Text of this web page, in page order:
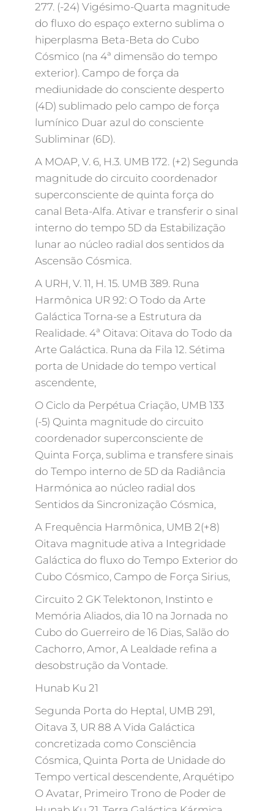
277. (-24) Vigésimo-Quarta magnitude
do fluxo do espaço externo sublima o
hiperplasma Beta-Beta do Cubo
Cósmico (na 4ª dimensão do tempo
exterior). Campo de força da
mediunidade do consciente desperto
(4D) sublimado pelo campo de força
lumínico Duar azul do consciente
Subliminar (6D).
A MOAP, V. 6, H.3. UMB 172. (+2) Segunda
magnitude do circuito coordenador
superconsciente de quinta força do
canal Beta-Alfa. Ativar e transferir o sinal
interno do tempo 5D da Estabilização
lunar ao núcleo radial dos sentidos da
Ascensão Cósmica.
A URH, V. 11, H. 15. UMB 389. Runa
Harmônica UR 92: O Todo da Arte
Galáctica Torna-se a Estrutura da
Realidade. 4ª Oitava: Oitava do Todo da
Arte Galáctica. Runa da Fila 12. Sétima
porta de Unidade do tempo vertical
ascendente,
O Ciclo da Perpétua Criação, UMB 133
(-5) Quinta magnitude do circuito
coordenador superconsciente de
Quinta Força, sublima e transfere sinais
do Tempo interno de 5D da Radiância
Harmónica ao núcleo radial dos
Sentidos da Sincronização Cósmica,
A Frequência Harmônica, UMB 2(+8)
Oitava magnitude ativa a Integridade
Galáctica do fluxo do Tempo Exterior do
Cubo Cósmico, Campo de Força Sirius,
Circuito 2 GK Telektonon, Instinto e
Memória Aliados, dia 10 na Jornada no
Cubo do Guerreiro de 16 Dias, Salão do
Cachorro, Amor, A Lealdade refina a
desobstrução da Vontade.
Hunab Ku 21
Segunda Porta do Heptal, UMB 291,
Oitava 3, UR 88 A Vida Galáctica
concretizada como Consciência
Cósmica, Quinta Porta de Unidade do
Tempo vertical descendente, Arquétipo
O Avatar, Primeiro Trono de Poder de